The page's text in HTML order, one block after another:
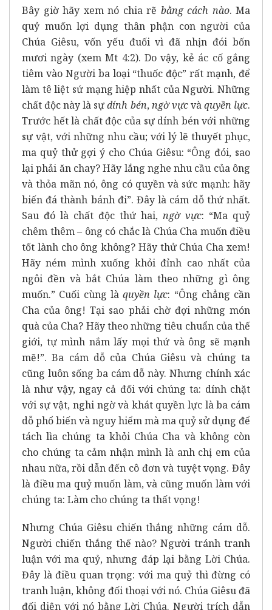
Bây giờ hãy xem nó chia rẽ bằng cách nào. Ma
quỷ muốn lợi dụng thân phận con người của
Chúa Giêsu, vốn yếu đuối vì đã nhịn đói bốn
mươi ngày (xem Mt 4:2). Do vậy, kẻ ác cố gắng
tiêm vào Người ba loại “thuốc độc” rất mạnh, để
làm tê liệt sứ mạng hiệp nhất của Người. Những
chất độc này là sựdính bén,ngờ vựcvàquyền lực.
Trước hết là chất độc của sự dính bén với những
sự vật, với những nhu cầu; với lý lẽ thuyết phục,
ma quỷ thử gợi ý cho Chúa Giêsu: “Ông đói, sao
lại phải ăn chay? Hãy lắng nghe nhu cầu của ông
và thỏa mãn nó, ông có quyền và sức mạnh: hãy
biến đá thành bánh đi”. Đây là cám dỗ thứ nhất.
Sau đó là chất độc thứ hai, ngờ vực: “Ma quỷ
chêm thêm – ông có chắc là Chúa Cha muốn điều
tốt lành cho ông không? Hãy thử Chúa Cha xem!
Hãy ném mình xuống khỏi đỉnh cao nhất của
ngôi đền và bắt Chúa làm theo những gì ông
muốn.” Cuối cùng là quyền lực: “Ông chẳng cần
Cha của ông! Tại sao phải chờ đợi những món
quà của Cha? Hãy theo những tiêu chuẩn của thế
giới, tự mình nắm lấy mọi thứ và ông sẽ mạnh
mẽ!”. Ba cám dỗ của Chúa Giêsu và chúng ta
cũng luôn sống ba cám dỗ này. Nhưng chính xác
là như vậy, ngay cả đối với chúng ta: dính chặt
với sự vật, nghi ngờ và khát quyền lực là ba cám
dỗ phổ biến và nguy hiểm mà ma quỷ sử dụng để
tách lìa chúng ta khỏi Chúa Cha và không còn
cho chúng ta cảm nhận mình là anh chị em của
nhau nữa, rồi dẫn đến cô đơn và tuyệt vọng. Đây
là điều ma quỷ muốn làm, và cũng muốn làm với
chúng ta: Làm cho chúng ta thất vọng!
Nhưng Chúa Giêsu chiến thắng những cám dỗ.
Người chiến thắng thế nào? Người tránh tranh
luận với ma quỷ, nhưng đáp lại bằng Lời Chúa.
Đây là điều quan trọng: với ma quỷ thì đừng có
tranh luận, không đối thoại với nó. Chúa Giêsu đã
đối diện với nó bằng Lời Chúa. Người trích dẫn